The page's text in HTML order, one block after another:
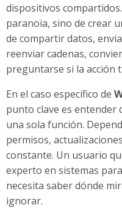
dispositivos
paranoia, sino de crear
de compartir datos,
reenviar cadenas,
preguntarse si la acción
En el caso específico de
punto clave es entender
una sola función.
permisos,
constante. Un usuario
experto en sistemas
necesita saber dónde
ignorar.